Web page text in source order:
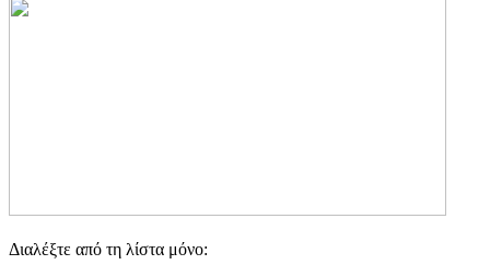
Διαλέξτε από τη λίστα μόνο: